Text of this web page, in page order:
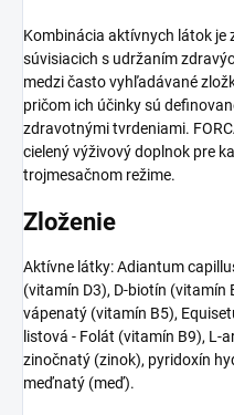
Kombinácia aktívnych látok je
súvisiacich s udržaním
medzi často vyhľadávané
pričom ich účinky sú
zdravotnými tvrdeniami.
cielený výživový doplnok pre
trojmesačnom režime.
Zloženie
Aktívne látky: Adiantum
(vitamín D3), D-biotín (vitamín
vápenatý (vitamín B5),
listová - Folát (vitamín B9), L-
zinočnatý (zinok), pyridoxín
meďnatý (meď).